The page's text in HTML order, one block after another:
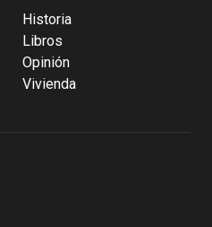
Historia
Libros
Opinión
Vivienda